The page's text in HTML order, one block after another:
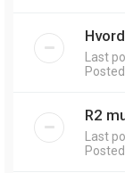
Last
R2
Last